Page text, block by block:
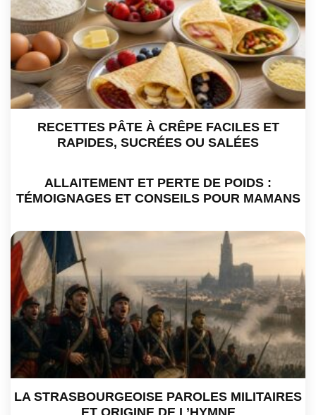
RECETTES PÂTE À CRÊPE FACILES ET
RAPIDES, SUCRÉES OU SALÉES
ALLAITEMENT ET PERTE DE POIDS :
TÉMOIGNAGES ET CONSEILS POUR MAMANS
LA STRASBOURGEOISE PAROLES MILITAIRES